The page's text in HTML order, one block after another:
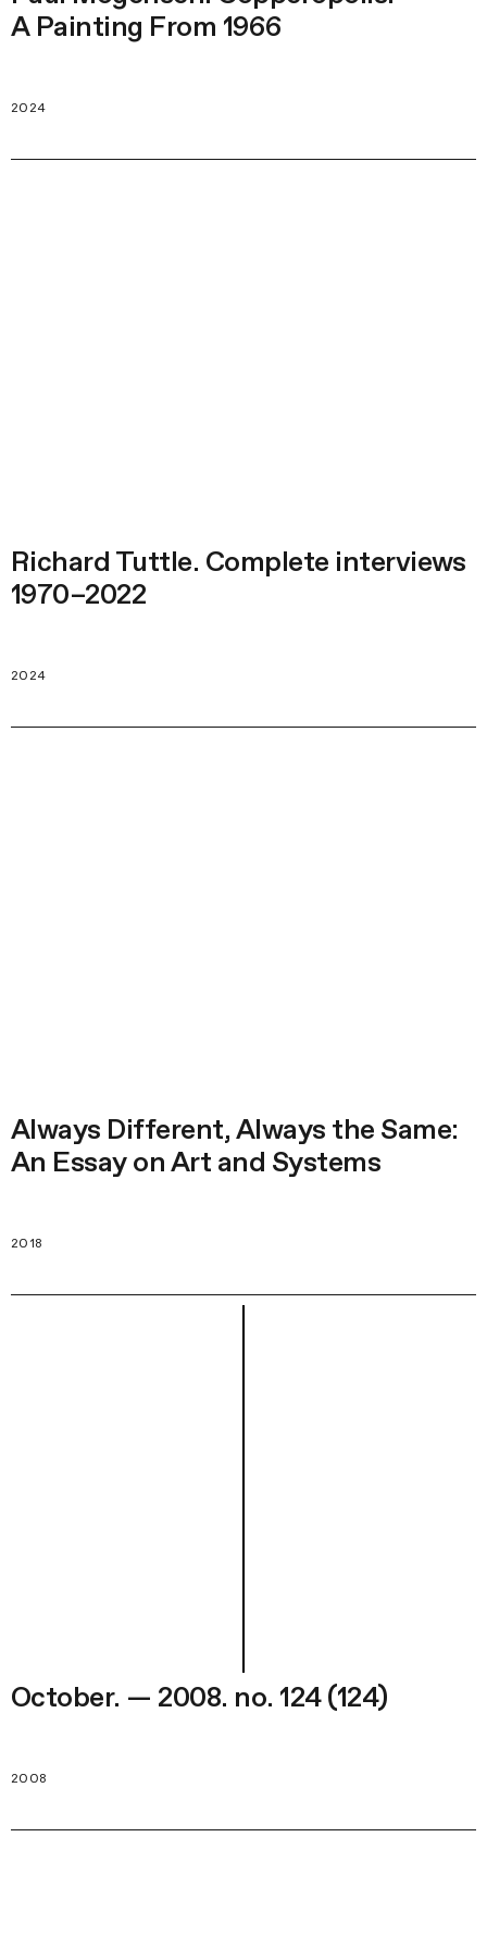
A Painting From 1966
2024
Richard Tuttle. Complete interviews
1970–2022
2024
Always Different, Always the Same:
An Essay on Art and Systems
2018
October. — 2008. no. 124 (124)
2008